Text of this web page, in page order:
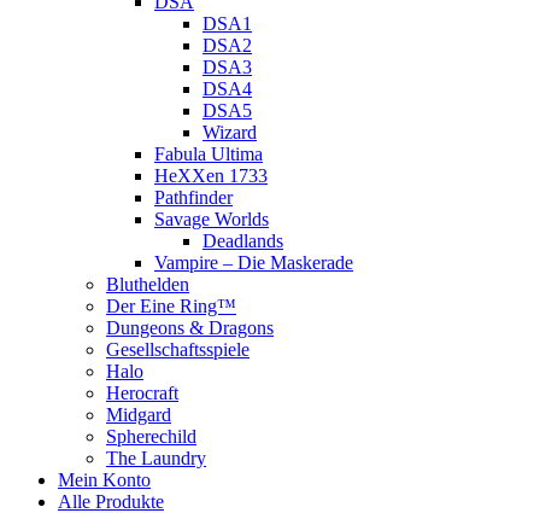
DSA1
DSA2
DSA3
DSA4
DSA5
Wizard
Fabula Ultima
HeXXen 1733
Pathfinder
Savage Worlds
Deadlands
Vampire – Die Maskerade
Bluthelden
Der Eine Ring™
Dungeons & Dragons
Gesellschaftsspiele
Halo
Herocraft
Midgard
Spherechild
The Laundry
Mein Konto
Alle Produkte